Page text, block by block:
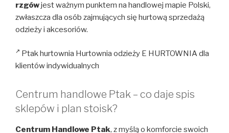
rzgówjest ważnym punktem na handlowej mapie Polski,
zwłaszcza dla osób zajmujących się hurtową sprzedażą
odzieży i akcesoriów.
Ptak hurtownia Hurtownia odzieży E HURTOWNIA dla
klientów indywidualnych
Centrum handlowe Ptak – co daje spis
sklepów i plan stoisk?
Centrum Handlowe Ptak, z myślą o komforcie swoich